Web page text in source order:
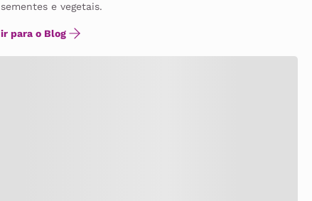
sementes e vegetais.
ir para o Blog